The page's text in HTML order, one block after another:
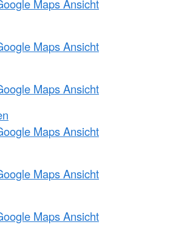
Maps Ansicht
Maps Ansicht
Maps Ansicht
Maps Ansicht
Maps Ansicht
Maps Ansicht